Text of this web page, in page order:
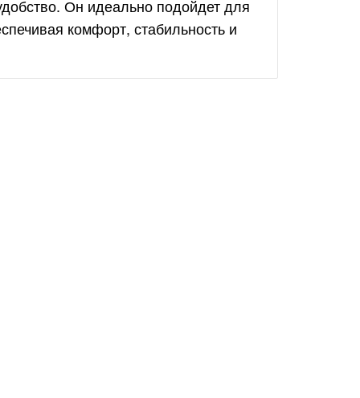
Он идеально подойдет для
комфорт, стабильность и